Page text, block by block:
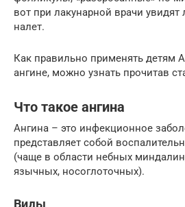
вот при лакунарной врачи
налет.
Как правильно применять детям
ангине, можно узнать прочитав
Что такое ангина
Ангина – это инфекционное
представляет собой
(чаще в области небных
язычных, носоглоточных).
Виды